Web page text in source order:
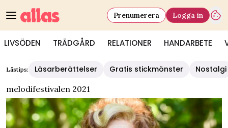
LIVSÖDEN TRÄDGÅRD RELATIONER HANDARBETE
Prenumerera Logga in
Lästips: Läsarberättelser Gratis stickmönster
Nostalgi
melodifestivalen 2021